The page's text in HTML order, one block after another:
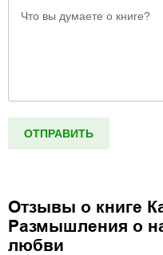
Отзывы о книге
Размышления о
любви